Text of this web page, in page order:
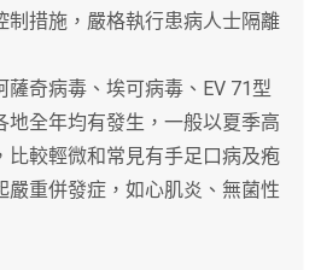
制措施，嚴格執行患病人士隔離
奇病毒、埃可病毒、EV 71型
地全年均有發生，一般以夏季高
比較輕微和常見有手足口病及疱
嚴重併發症，如心肌炎、無菌性